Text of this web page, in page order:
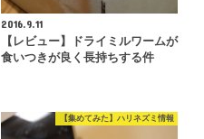
2016.9.11
【レビュー】ドライミルワームが
食いつきが良く長持ちする件
【集めてみた】ハリネズミ情報